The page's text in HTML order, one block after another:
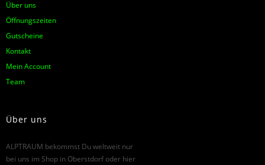
Über uns
Öffnungszeiten
Gutscheine
Kontakt
Mein Account
Team
Über uns
ALPTRAUM bekommst Du weltweit nur
bei uns im Shop in Oberstdorf oder hier